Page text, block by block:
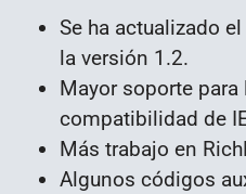
Se ha actualizado
la versión 1.2.
Mayor soporte
compatibilidad de
Más trabajo en
Algunos códigos